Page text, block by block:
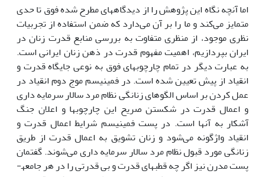
اما آنچه نگاه این پژوهش را از دیدگاه­های مطرح شده فوق تا حدی
متمایز می‌کند و ما را بر آن می‌دارد که ضمن استفاده از تجربیات
نظری موجود، از منظری متفاوت به بررسی منابع قدرت زنان در
ایران بپردازیم، اهمیت مفهوم قدرت در ذهن زنان ایرانی است.
به عبارت دیگر در تمام چارچوب­های فوق به نوعی جایگاه قدرت و
انقیاد از پیش تعیین شده است. در فمینیسم موج دوم انقیاد در
عمل کردن بر اساس الگوهای زنانگی نظام مرد سالار سرمایه داری
و اعمال قدرت در شکستن صریح این چارچوب­ها و اعلان جنگ
آشکار به آن­ها است. در پست فمینیسم شرایط اعمال قدرت و
انقیاد واژگونه می‌شود و زنان تشویق به اعمال قدرت از طریق
زنانگی مورد قبول نظام مرد سالار سرمایه داری می‌شوند. گفتمان
پست مدرن نیز اگر چه قطب­های قدرت و بی قدرتی را در هر جامعه­